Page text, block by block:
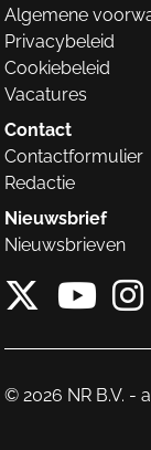
Algemene
Privacybeleid
Cookiebeleid
Vacatures
Contact
Contactformulier
Redactie
Nieuwsbrief
Nieuwsbrieven
X van
© 2026 NR B.V. -